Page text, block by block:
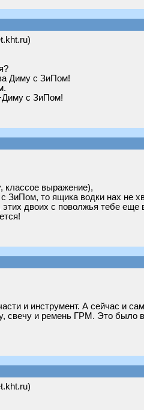
Диму с ЗиПом!
с ЗиПом!
классое выражение),
ЗиПом, то ящика водки нах не
двоих с поволжья тебе еще
и инструмент. А сейчас и
свечу и ремень ГРМ. Это